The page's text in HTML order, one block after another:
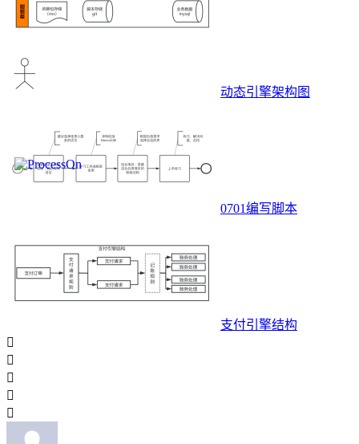
动态引擎架构图
0701编写脚本
支付引擎结构




